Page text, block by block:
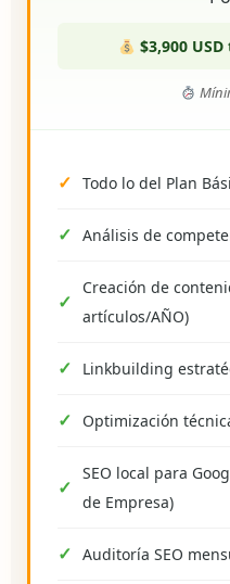
$3,900
Todo lo del Plan
Análisis de
Creación de
artículos/AÑO)
Linkbuilding
Optimización
SEO local para
de Empresa)
Auditoría SEO